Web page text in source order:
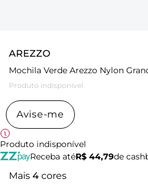
AREZZO
Mochila Verde Arezzo Nylon
Produto indisponível
Avise-me
Produto indisponível
Receba atéR$ 44,79de
Mais 4 cores